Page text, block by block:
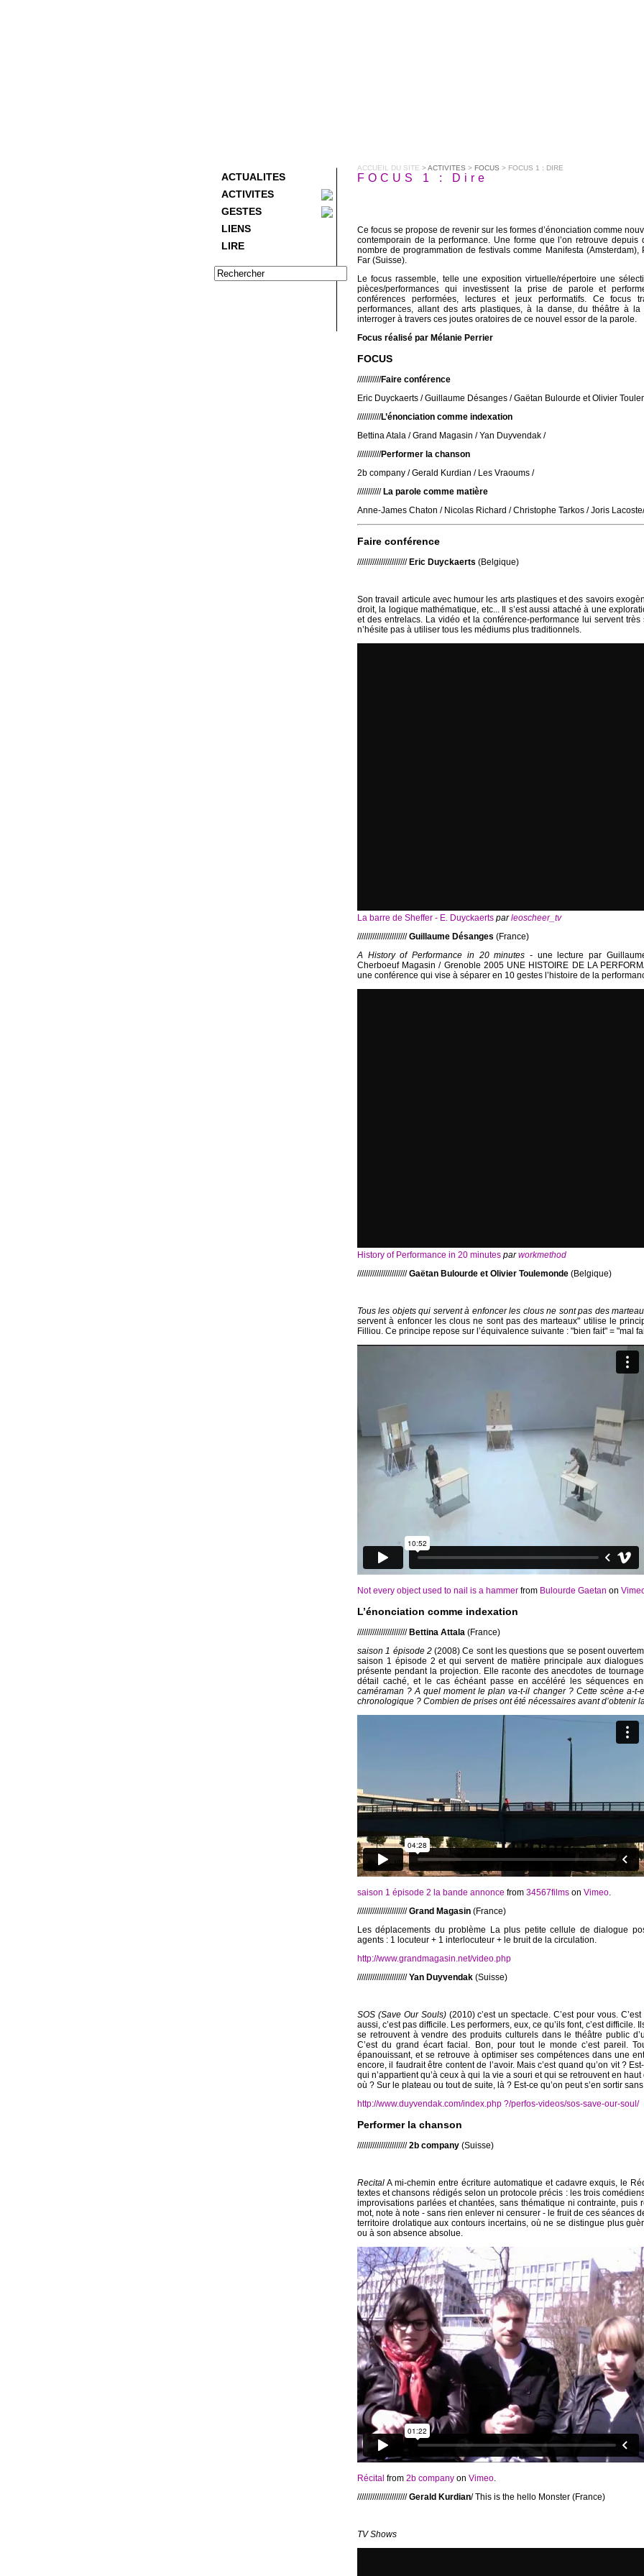
ACTUALITES
ACTIVITES
GESTES
LIENS
LIRE
ACCUEIL DU SITE >ACTIVITES > FOCUS > FOCUS 1 : DIRE
FOCUS 1 : Dire
Ce focus se propose de revenir sur les formes d’énonciation comme
contemporain de la performance. Une forme que l’on retrouve
nombre de programmation de festivals comme Manifesta (Amsterdam),
Far (Suisse).
Le focus rassemble, telle une exposition virtuelle/répertoire une
pièces/performances qui investissent la prise de parole et
conférences performées, lectures et jeux performatifs. Ce focus
performances, allant des arts plastiques, à la danse, du théâtre à
interroger à travers ces joutes oratoires de ce nouvel essor de la parole.
Focus réalisé par Mélanie Perrier
FOCUS
///////////Faire conférence
Eric Duyckaerts / Guillaume Désanges / Gaëtan Bulourde et Olivier
///////////L’énonciation comme indexation
Bettina Atala / Grand Magasin / Yan Duyvendak /
///////////Performer la chanson
2b company / Gerald Kurdian / Les Vraoums /
///////////La parole comme matière
Anne-James Chaton / Nicolas Richard / Christophe Tarkos / Joris
Faire conférence
/////////////////////// Eric Duyckaerts (Belgique)
Son travail articule avec humour les arts plastiques et des savoirs
droit, la logique mathématique, etc... Il s’est aussi attaché à une
et des entrelacs. La vidéo et la conférence-performance lui servent
n’hésite pas à utiliser tous les médiums plus traditionnels.
La barre de Sheffer - E. Duyckaerts parleoscheer_tv
///////////////////////Guillaume Désanges (France)
A History of Performance in 20 minutes - une lecture par
Cherboeuf Magasin / Grenoble 2005 UNE HISTOIRE DE LA
une conférence qui vise à séparer en 10 gestes l’histoire de la
History of Performance in 20 minutes parworkmethod
///////////////////////Gaëtan Bulourde et Olivier Toulemonde (Belgique)
Tous les objets qui servent à enfoncer les clous ne sont pas des
servent à enfoncer les clous ne sont pas des marteaux" utilise le
Filliou. Ce principe repose sur l’équivalence suivante : "bien fait" = "mal
Not every object used to nail is a hammer from Bulourde Gaetan on
L’énonciation comme indexation
/////////////////////// Bettina Attala (France)
saison 1 épisode 2(2008) Ce sont les questions que se posent
saison 1 épisode 2 et qui servent de matière principale aux
présente pendant la projection. Elle raconte des anecdotes de
détail caché, et le cas échéant passe en accéléré les séquences
caméraman ? A quel moment le plan va-t-il changer ? Cette scène a-t-
chronologique ? Combien de prises ont été nécessaires avant d’obtenir
saison 1 épisode 2 la bande annonce from 34567films on Vimeo.
///////////////////////Grand Magasin (France)
Les déplacements du problème La plus petite cellule de dialogue
agents : 1 locuteur + 1 interlocuteur + le bruit de la circulation.
http://www.grandmagasin.net/video.php
///////////////////////Yan Duyvendak (Suisse)
SOS (Save Our Souls)(2010) c’est un spectacle. C’est pour vous.
aussi, c’est pas difficile. Les performers, eux, ce qu’ils font, c’est difficile.
se retrouvent à vendre des produits culturels dans le théâtre public
C’est du grand écart facial. Bon, pour tout le monde c’est pareil.
épanouissant, et se retrouve à optimiser ses compétences dans une
encore, il faudrait être content de l’avoir. Mais c’est quand qu’on vit ?
qui n’appartient qu’à ceux à qui la vie a souri et qui se retrouvent en
où ? Sur le plateau ou tout de suite, là ? Est-ce qu’on peut s’en sortir
http://www.duyvendak.com/index.php ?/perfos-videos/sos-save-our-soul/
Performer la chanson
///////////////////////2b company (Suisse)
Recital A mi-chemin entre écriture automatique et cadavre exquis, le
textes et chansons rédigés selon un protocole précis : les trois
improvisations parlées et chantées, sans thématique ni contrainte, puis
mot, note à note - sans rien enlever ni censurer - le fruit de ces séances
territoire drolatique aux contours incertains, où ne se distingue plus
ou à son absence absolue.
Récital from 2b company on Vimeo.
///////////////////////Gerald Kurdian/ This is the hello Monster (France)
TV Shows